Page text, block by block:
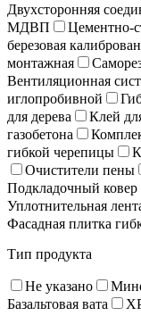
Двухсторонняя
МДВП
Цементно-
березовая
монтажная
Вентиляционная
иглопробивной
для дерева
Клей
газобетона
гибкой черепицы
Очистители пены
Подкладочный ковер
Уплотнительная
Фасадная плитка
Тип продукта
Не указано
Базальтовая вата